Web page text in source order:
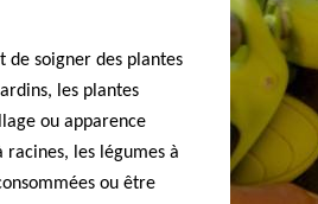
de soigner des plantes
les plantes
ou apparence
les légumes à
ou être